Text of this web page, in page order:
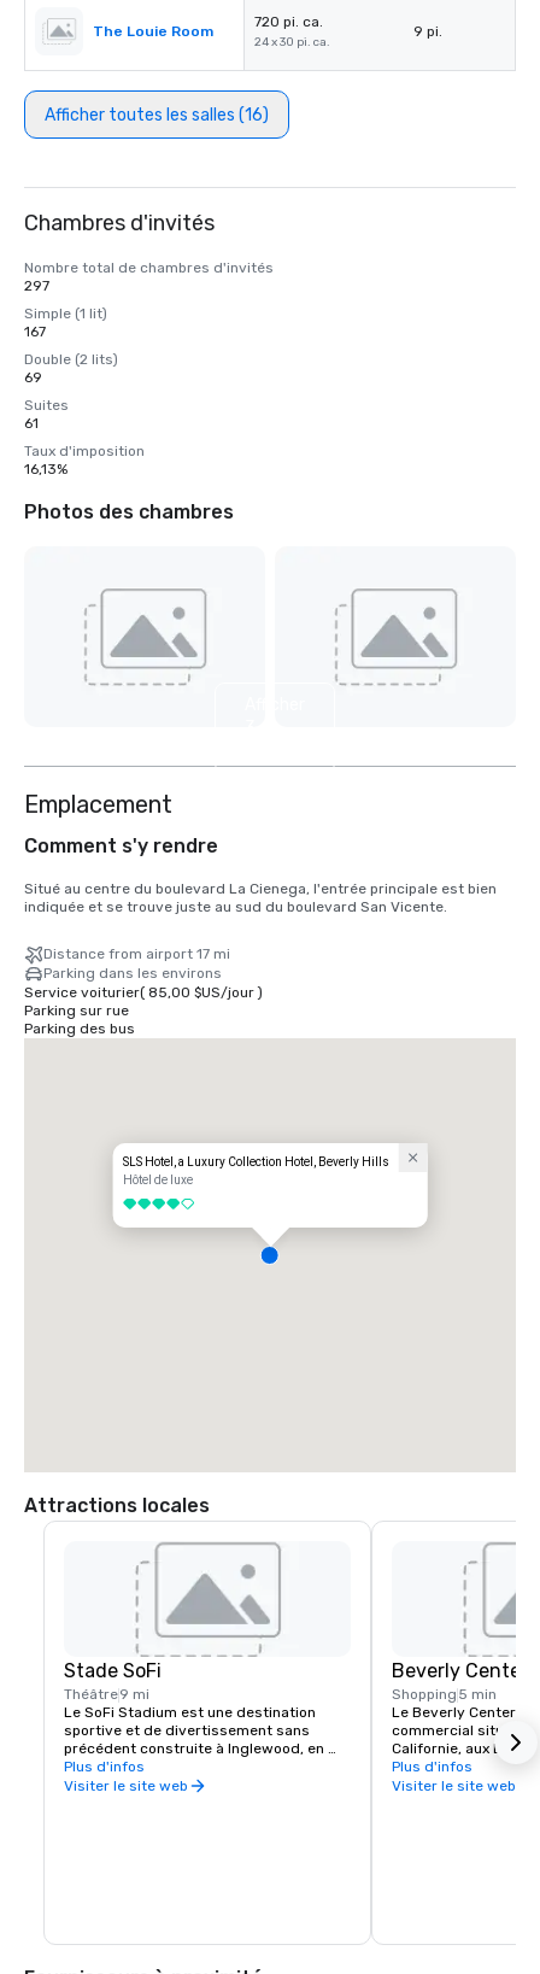
The Louie Room
720 pi. ca.
24 x 30 pi. ca.
9 pi.
Afficher toutes les salles (16)
Chambres d'invités
Nombre total de chambres d'invités
297
Simple (1 lit)
167
Double (2 lits)
69
Suites
61
Taux d'imposition
16,13%
Photos des chambres
Emplacement
Comment s'y rendre
Situé au centre du boulevard La Cienega, l'entrée principale est bien
indiquée et se trouve juste au sud du boulevard San Vicente.
Distance from airport 17 mi
Parking dans les environs
Service voiturier( 85,00 $US/jour)
Parking sur rue
Parking des bus
SLS Hotel, a Luxury Collection Hotel, Beverly Hills
Hôtel de luxe
4 sur 5
Attractions locales
Stade SoFi
Théâtre9 mi
Le SoFi Stadium est une destination
sportive et de divertissement sans
précédent construite à Inglewood, en
Californie, par le propriétaire/président
des Los Angeles Rams, E. Stanley
Plus d'infos
Visiter le site web
Beverly Center
Shopping 5 min
Le Beverly Center
commercial situé à
Californie, aux
bâtiment de huit
de Beverly Hills et
Plus d'infos
Visiter le site web